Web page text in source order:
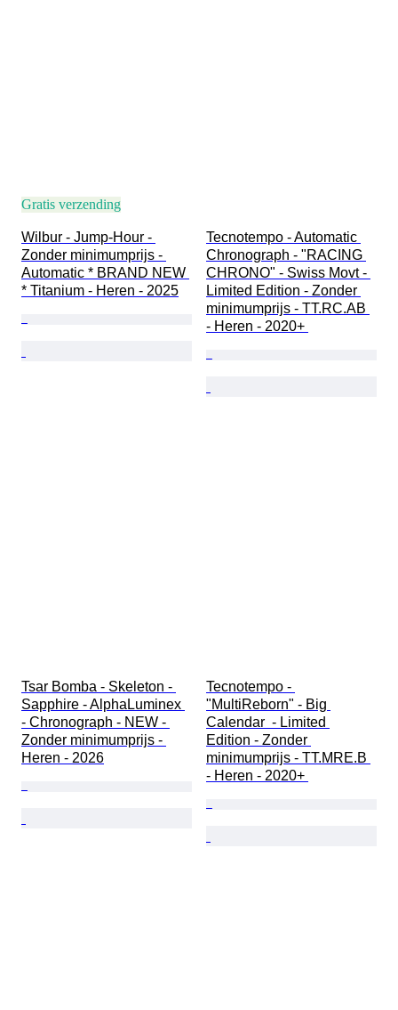
Gratis verzending
Wilbur - Jump-Hour -
Zonder minimumprijs -
Automatic * BRAND NEW
* Titanium - Heren - 2025
Tecnotempo - Automatic
Chronograph - "RACING
CHRONO" - Swiss Movt -
Limited Edition - Zonder
minimumprijs - TT.RC.AB
- Heren - 2020+
Tsar Bomba - Skeleton -
Sapphire - AlphaLuminex
- Chronograph - NEW -
Zonder minimumprijs -
Heren - 2026
Tecnotempo -
"MultiReborn" - Big
Calendar  - Limited
Edition - Zonder
minimumprijs - TT.MRE.B
- Heren - 2020+